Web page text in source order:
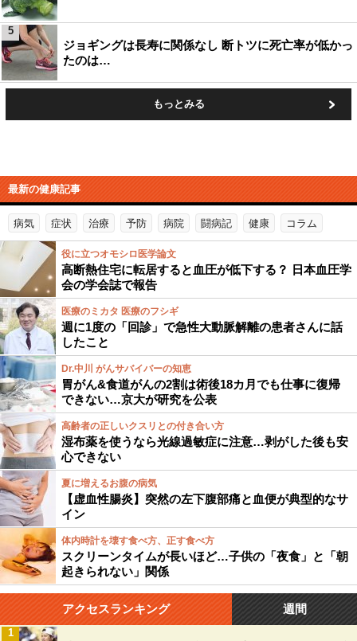
ジョギングは長寿に関係なし 断トツに死亡率が低かっ
たのは…
5
もっとみる
最新の健康記事
病気 症状 治療 予防 病院 闘病記 健康 コラム
役に立つオモシロ医学論文
高断熱住宅に転居すると血圧が低下する？ 日本血圧学
会の学会誌で報告
医療のミカタ 医療のフシギ
週に1度の「回診」で急性大動脈解離の患者さんに話
したこと
Dr.中川 がんサバイバーの知恵
胃がん&食道がんの2割は術後18カ月でも仕事に復帰
できない…京大が研究を公表
高齢者の正しいクスリとの付き合い方
湿布薬を使うなら光線過敏症に注意…剥がした後も安
心できない
夏に増えるお腹の病気
【虚血性腸炎】突然の左下腹部痛と血便が典型的なサ
イン
体内時計を壊す食べ方、正す食べ方
スクリーンタイムが長いほど…子供の「夜食」と「朝
起きられない」関係
アクセスランキング 週間
1